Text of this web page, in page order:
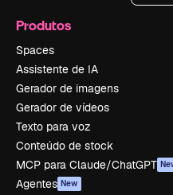
Produtos
Spaces
Assistente de IA
Gerador de imagens
Gerador de vídeos
Texto para voz
Conteúdo de stock
MCP para Claude/ChatGPT
Agentes New